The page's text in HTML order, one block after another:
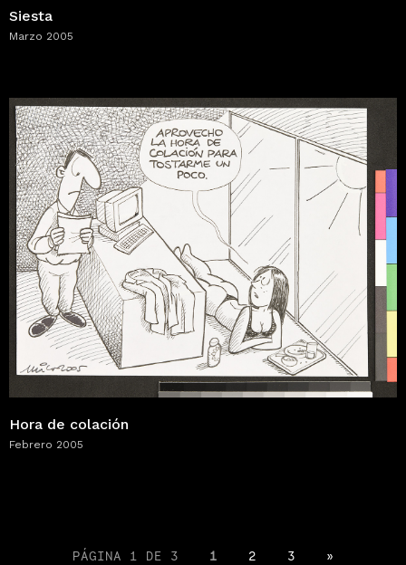
Siesta
Marzo 2005
Hora de colación
Febrero 2005
PÁGINA 1 DE 3 1 2 3 »